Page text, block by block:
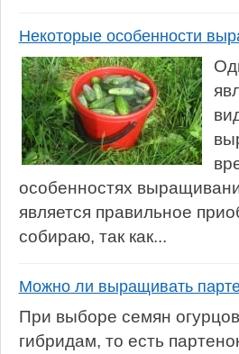
Некоторые особенности
особенностях
является правильное
собираю, так как...
Можно ли выращивать
При выборе семян
гибридам, то есть